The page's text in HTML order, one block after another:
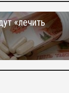
«лечить